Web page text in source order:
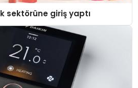
sektörüne giriş yaptı